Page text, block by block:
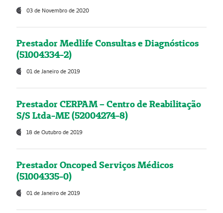
03 de Novembro de 2020
Prestador Medlife Consultas e Diagnósticos
(51004334-2)
01 de Janeiro de 2019
Prestador CERPAM – Centro de Reabilitação
S/S Ltda-ME (52004274-8)
18 de Outubro de 2019
Prestador Oncoped Serviços Médicos
(51004335-0)
01 de Janeiro de 2019